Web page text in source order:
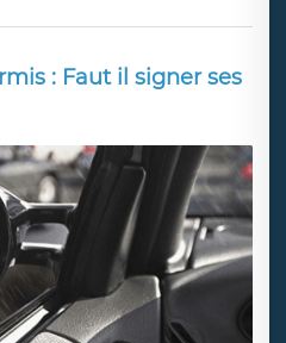
: Faut il signer ses